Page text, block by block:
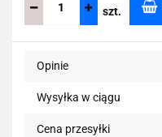
szt.
Opinie
Wysyłka w ciągu
Cena przesyłki